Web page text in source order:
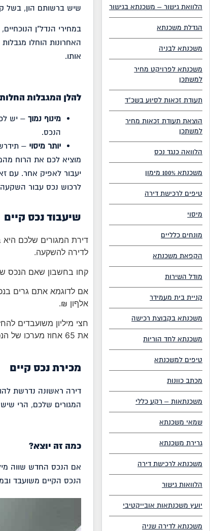
הלוואת גישור – משכנתא בגישור
הגדלת משכנתא
משכנתא לבניה
משכנתא לפרויקט מחיר
למשתכן
תעודת זכאות לסיוע בשכ”ד
הוצאת תעודת זכאות מחיר
למשתכן
הלוואה כנגד נכס
משכנתא 100% מימון
טיפים לרכישת דירה
מיסוי
מונחים כלליים
הקפאת משכנתא
מודל השירות
קניית בית מעמידר
משכנתא בקבוצת רכישה
משכנתא לחד הוריות
טיפים למשכנתא
מכתב כוונות
משכנתאות – רקע כללי
שמאי משכנתא
גרירת משכנתא
משכנתא לרכישת דירה
הלוואות גישור
יועץ משכנתאות אובייקטיבי
משכנתא לדירה שניה
שיש ברשותם הון, בשל
במחירי הנדל"ן
האחרונות הוחלו
אותו.
להלן המגבלות
מינוף נמוך
הנכס.
יותר מיסוי – תידרשו לשלם 8
מוציא לכם את הרוח
יעבור לאפיק אחר. עם
לרכוש נכס עבור
שיעבוד נכס קיים
לדירה להשקעה.
קחו בחשבון שאם הנכס
אלףון ₪.
חצי מיליון משועבדים
את 65 אחוז מערכו של הנכס.
מכירת נכס קיים
המגורים שלכם, הרי שיש לכם
כמה זה יוצא?
הנכס הקיים משועבד